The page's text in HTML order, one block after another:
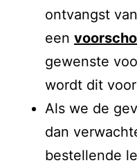
ontvangst
een
gewenste
wordt dit
Als we de
dan
bestellende